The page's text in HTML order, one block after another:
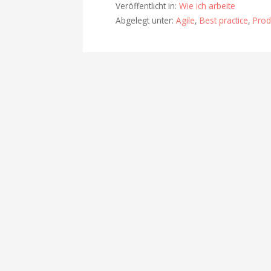
Veröffentlicht in:Wie ich arbeite
Abgelegt unter:Agile,Best practice,